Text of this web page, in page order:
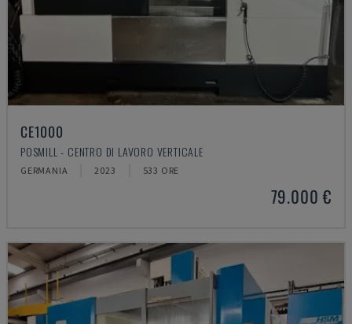
CE1000
POSMILL - CENTRO DI LAVORO VERTICALE
GERMANIA 2023 533 ORE
79.000 €